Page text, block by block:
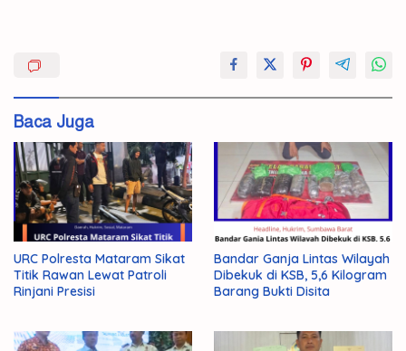
KPK
Oknum
Sinergi
Baca Juga
URC Polresta Mataram Sikat
Titik Rawan Lewat Patroli
Rinjani Presisi
Bandar Ganja Lintas Wilayah
Dibekuk di KSB, 5,6 Kilogram
Barang Bukti Disita